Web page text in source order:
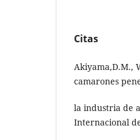
Citas
Akiyama,D.M.,
camarones
la industria de
Internacional